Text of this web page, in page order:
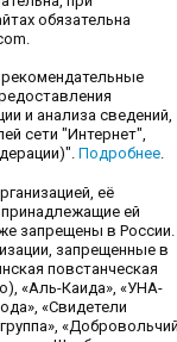
обязательна
и анализа сведений,
сети "Интернет",
Подробнее.
её
ей
запрещены в России.
запрещенные в
повстанческая
«Аль-Каида», «УНА-
«Свидетели